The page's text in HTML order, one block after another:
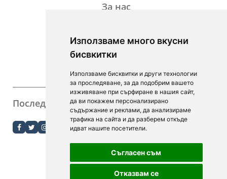
Използваме много вкусни
бисвкитки
Използваме бисквитки и други технологии
за проследяване, за да подобрим вашето
изживяване при сърфиране в нашия сайт,
да ви покажем персонализирано
съдържание и реклами, да анализираме
трафика на сайта и да разберем откъде
идват нашите посетители.
Съгласен съм
Отказвам се
За нас
Контакти
For Investors
F.A.Q.
Последвайте ни
order.bg
Digitalno Menu